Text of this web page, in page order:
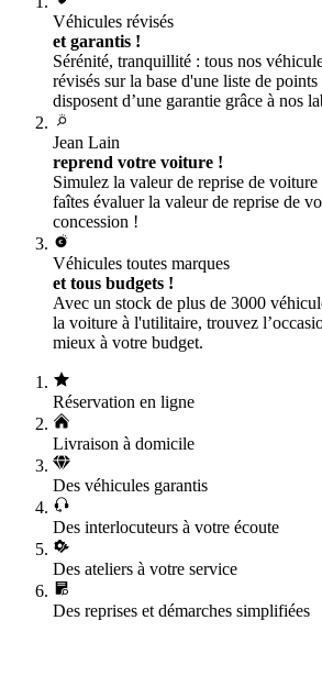
Véhicules révisés
et garantis !
Sérénité, tranquillité : tous nos
révisés sur la base d'une liste de
disposent d’une garantie grâce à nos
Jean Lain
reprend votre voiture !
Simulez la valeur de reprise de
faîtes évaluer la valeur de reprise de
concession !
Véhicules toutes marques
et tous budgets !
Avec un stock de plus de 3000
la voiture à l'utilitaire, trouvez
mieux à votre budget.
Réservation en ligne
Livraison à domicile
Des véhicules garantis
Des interlocuteurs à votre écoute
Des ateliers à votre service
Des reprises et démarches simplifiées